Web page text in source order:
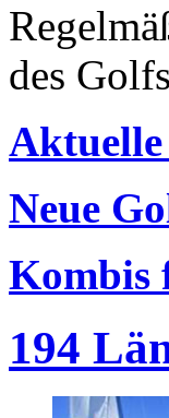
des
Neue
Kombis
194